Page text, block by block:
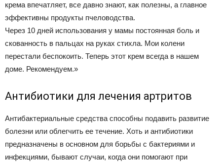
крема впечатляет, все давно знают, как полезны, а главное
эффективны продукты пчеловодства.
Через 10 дней использования у мамы постоянная боль и
скованность в пальцах на руках стихла. Мои колени
перестали беспокоить. Теперь этот крем всегда в нашем
доме. Рекомендуем.»
Антибиотики для лечения артритов
Антибактериальные средства способны подавить развитие
болезни или облегчить ее течение. Хоть и антибиотики
предназначены в основном для борьбы с бактериями и
инфекциями, бывают случаи, когда они помогают при